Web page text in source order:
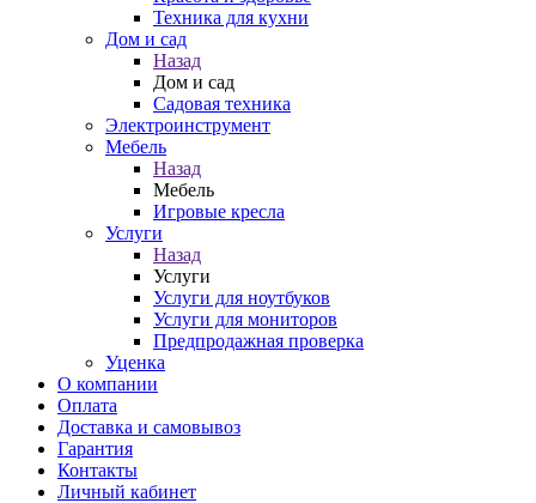
Техника для кухни
Дом и сад
Назад
Дом и сад
Садовая техника
Электроинструмент
Мебель
Назад
Мебель
Игровые кресла
Услуги
Назад
Услуги
Услуги для ноутбуков
Услуги для мониторов
Предпродажная проверка
Уценка
О компании
Оплата
Доставка и самовывоз
Гарантия
Контакты
Личный кабинет